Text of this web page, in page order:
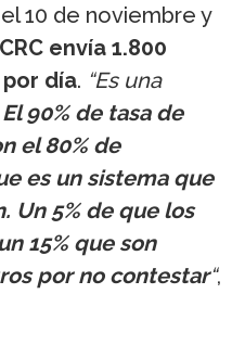
10 de noviembre y
envía 1.800
día. “Es una
El 90% de tasa de
el 80% de
es un sistema que
Un 5% de que los
15% que son
por no contestar“,